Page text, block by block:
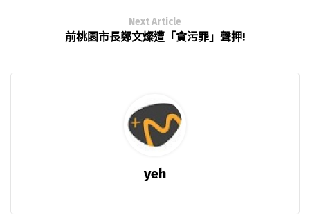
Next Article
前桃園市長鄭文燦遭「貪污罪」聲押!
yeh